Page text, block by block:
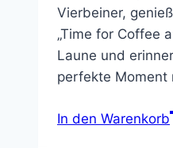
Vierbeiner,
„Time for Coffee
Laune und
perfekte Moment
In den Warenkorb